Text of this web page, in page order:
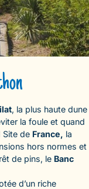
, la plus haute dune
la foule et quand
Site de France, la
hors normes et
de pins, le Banc
d’un riche